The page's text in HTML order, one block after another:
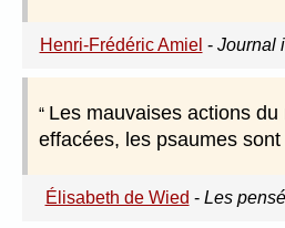
Henri-Frédéric Amiel - Journal
Les mauvaises actions
effacées, les psaumes sont
Élisabeth de Wied - Les